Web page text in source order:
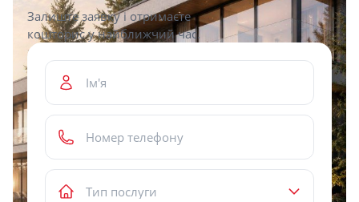
Залиште заявку і отримаєте
кошторис у найближчий час.